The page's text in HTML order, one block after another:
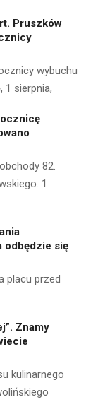
Pruszków
wybuchu
1 sierpnia,
82.
1
odbędzie się
placu przed
Znamy
kulinarnego